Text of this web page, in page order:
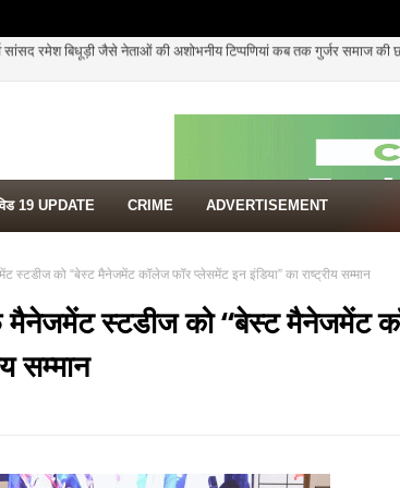
गलियारों में उठे सवाल—क्या राष्ट्रीय महापुरुषों की पुण्यतिथियों पर भी
19 UPDATE CRIME ADVERTISEMENT
को “बेस्ट मैनेजमेंट कॉलेज फॉर प्लेसमेंट इन इंडिया” का राष्ट्रीय सम्मान
स्टडीज को “बेस्ट मैनेजमेंट
सम्मान